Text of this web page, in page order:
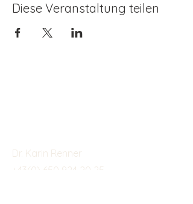
Diese Veranstaltung teilen
Dr. Karin Renner
+43(0) 650 924 20 25